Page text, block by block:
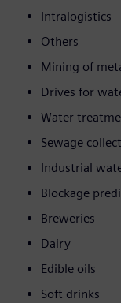
Intralogistics
Others
Mining of
Drives for
Water
Sewage
Industrial
Blockage
Breweries
Dairy
Edible oils
Soft drinks